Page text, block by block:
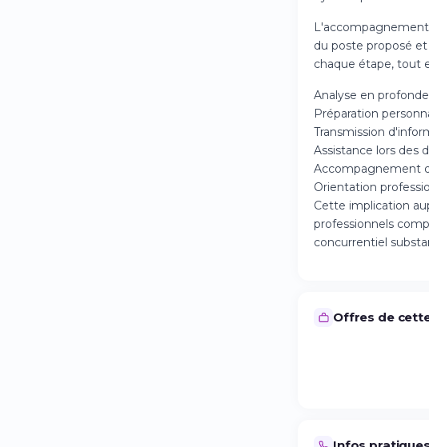
du poste proposé
chaque étape, tout
Analyse en
Préparation
Transmission
Assistance lors des
Accompagnement
Orientation
Cette implication
professionnels
concurrentiel
Offres de